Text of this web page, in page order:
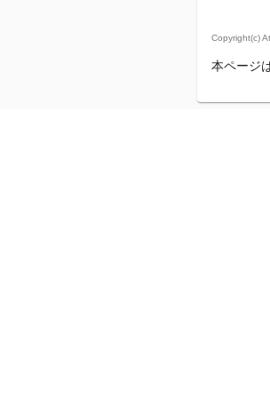
Copyright(c)
本ページ